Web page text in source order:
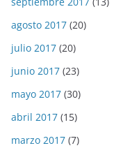
agosto 2017 (20)
julio 2017 (20)
junio 2017 (23)
mayo 2017 (30)
abril 2017 (15)
marzo 2017 (7)